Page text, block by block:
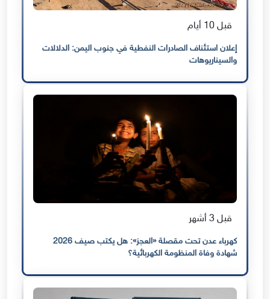
قبل 10 أيام
إعلان استئناف الصادرات النفطية في جنوب اليمن: الدلالات
والسيناريوهات
قبل 3 أشهر
كهرباء عدن تحت مقصلة «العجز»: هل يكتب صيف 2026
شهادة وفاة المنظومة الكهربائية؟